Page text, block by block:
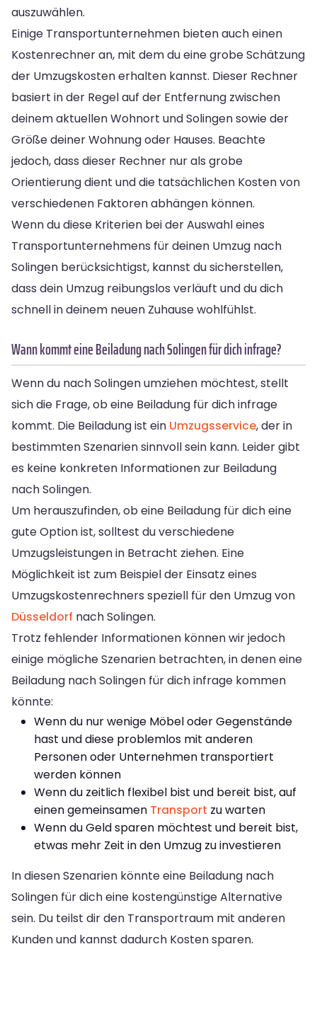
auszuwählen.
Einige Transportunternehmen bieten auch einen
Kostenrechner an, mit dem du eine grobe Schätzung
der Umzugskosten erhalten kannst. Dieser Rechner
basiert in der Regel auf der Entfernung zwischen
deinem aktuellen Wohnort und Solingen sowie der
Größe deiner Wohnung oder Hauses. Beachte
jedoch, dass dieser Rechner nur als grobe
Orientierung dient und die tatsächlichen Kosten von
verschiedenen Faktoren abhängen können.
Wenn du diese Kriterien bei der Auswahl eines
Transportunternehmens für deinen Umzug nach
Solingen berücksichtigst, kannst du sicherstellen,
dass dein Umzug reibungslos verläuft und du dich
schnell in deinem neuen Zuhause wohlfühlst.
Wann kommt eine Beiladung nach Solingen für dich infrage?
Wenn du nach Solingen umziehen möchtest, stellt
sich die Frage, ob eine Beiladung für dich infrage
kommt. Die Beiladung ist ein Umzugsservice, der in
bestimmten Szenarien sinnvoll sein kann. Leider gibt
es keine konkreten Informationen zur Beiladung
nach Solingen.
Um herauszufinden, ob eine Beiladung für dich eine
gute Option ist, solltest du verschiedene
Umzugsleistungen in Betracht ziehen. Eine
Möglichkeit ist zum Beispiel der Einsatz eines
Umzugskostenrechners speziell für den Umzug von
Düsseldorf nach Solingen.
Trotz fehlender Informationen können wir jedoch
einige mögliche Szenarien betrachten, in denen eine
Beiladung nach Solingen für dich infrage kommen
könnte:
Wenn du nur wenige Möbel oder Gegenstände
hast und diese problemlos mit anderen
Personen oder Unternehmen transportiert
werden können
Wenn du zeitlich flexibel bist und bereit bist, auf
einen gemeinsamen Transport zu warten
Wenn du Geld sparen möchtest und bereit bist,
etwas mehr Zeit in den Umzug zu investieren
In diesen Szenarien könnte eine Beiladung nach
Solingen für dich eine kostengünstige Alternative
sein. Du teilst dir den Transportraum mit anderen
Kunden und kannst dadurch Kosten sparen.